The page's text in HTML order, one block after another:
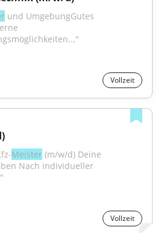
und UmgebungGutes
Vollzeit
Meister (m/w/d) Deine
Nach individueller
Vollzeit